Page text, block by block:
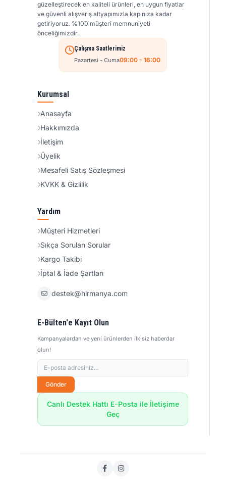
güzelleştirecek en kaliteli ürünleri, en uygun fiyatlar
ve güvenli alışveriş altyapımızla kapınıza kadar
getiriyoruz. %100 müşteri memnuniyeti
önceliğimizdir.
Çalışma Saatlerimiz
Pazartesi - Cuma09:00 - 16:00
Kurumsal
Anasayfa
Hakkımızda
İletişim
Üyelik
Mesafeli Satış Sözleşmesi
KVKK & Gizlilik
Yardım
Müşteri Hizmetleri
Sıkça Sorulan Sorular
Kargo Takibi
İptal & İade Şartları
destek@hirmanya.com
E-Bülten'e Kayıt Olun
Kampanyalardan ve yeni ürünlerden ilk siz haberdar
olun!
Gönder
Canlı Destek Hattı E-Posta ile İletişime
Geç